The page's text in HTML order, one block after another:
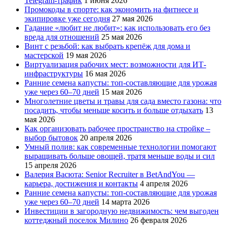
Промокоды в спорте: как экономить на фитнесе и
экипировке уже сегодня 27 мая 2026
Гадание «любит не любит»: как использовать его без
вреда для отношений 25 мая 2026
Винт с резьбой: как выбрать крепёж для дома и
мастерской 19 мая 2026
Виртуализация рабочих мест: возможности для ИТ-
инфраструктуры 16 мая 2026
Ранние семена капусты: топ‑составляющие для урожая
уже через 60–70 дней 15 мая 2026
Многолетние цветы и травы для сада вместо газона: что
посадить, чтобы меньше косить и больше отдыхать 13
мая 2026
Как организовать рабочее пространство на стройке –
выбор бытовок 20 апреля 2026
Умный полив: как современные технологии помогают
выращивать больше овощей, тратя меньше воды и сил
15 апреля 2026
Валерия Васюта: Senior Recruiter в BetAndYou —
карьера, достижения и контакты 4 апреля 2026
Ранние семена капусты: топ‑составляющие для урожая
уже через 60–70 дней 14 марта 2026
Инвестиции в загородную недвижимость: чем выгоден
коттеджный поселок Милино 26 февраля 2026